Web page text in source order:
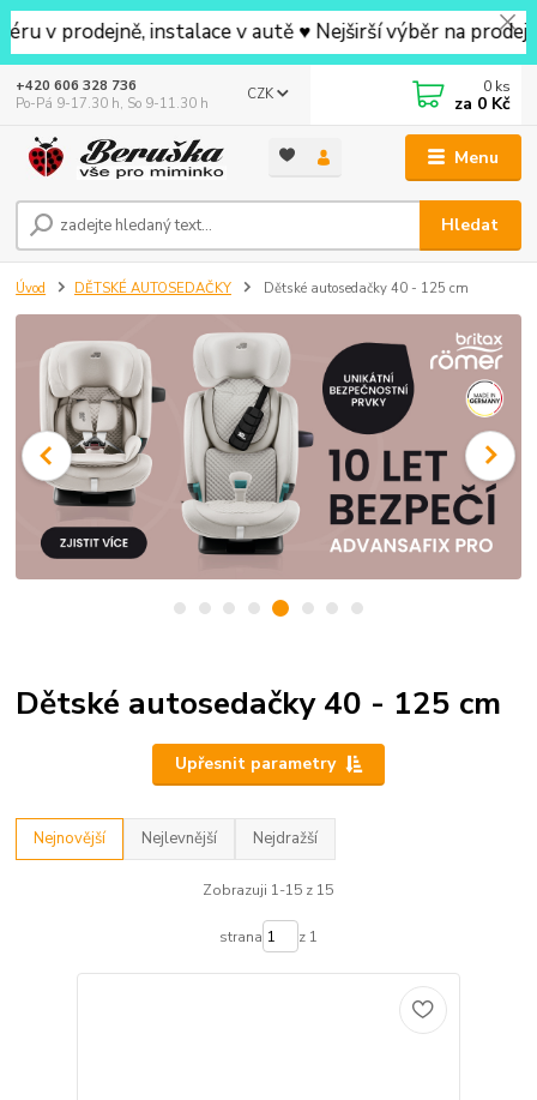
instalace v autě ♥ Nejširší výběr na
Menu
CZK
Hledat
+420 606 328 736
Po-Pá 9-17.30 h, So 9-11.30 h
0 ks
za 0 Kč
Úvod DĚTSKÉ AUTOSEDAČKY Dětské autosedačky 40 - 125 cm
Dětské autosedačky 40 - 125 cm
Upřesnit parametry
Nejnovější Nejlevnější Nejdražší
Zobrazuji 1-15 z 15
strana z 1